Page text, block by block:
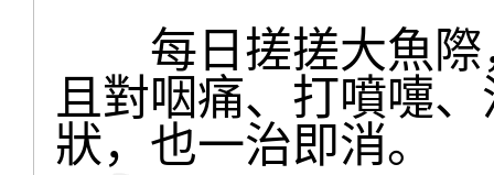
每日搓搓大魚際
且對咽痛、打噴嚏
狀，也一治即消。